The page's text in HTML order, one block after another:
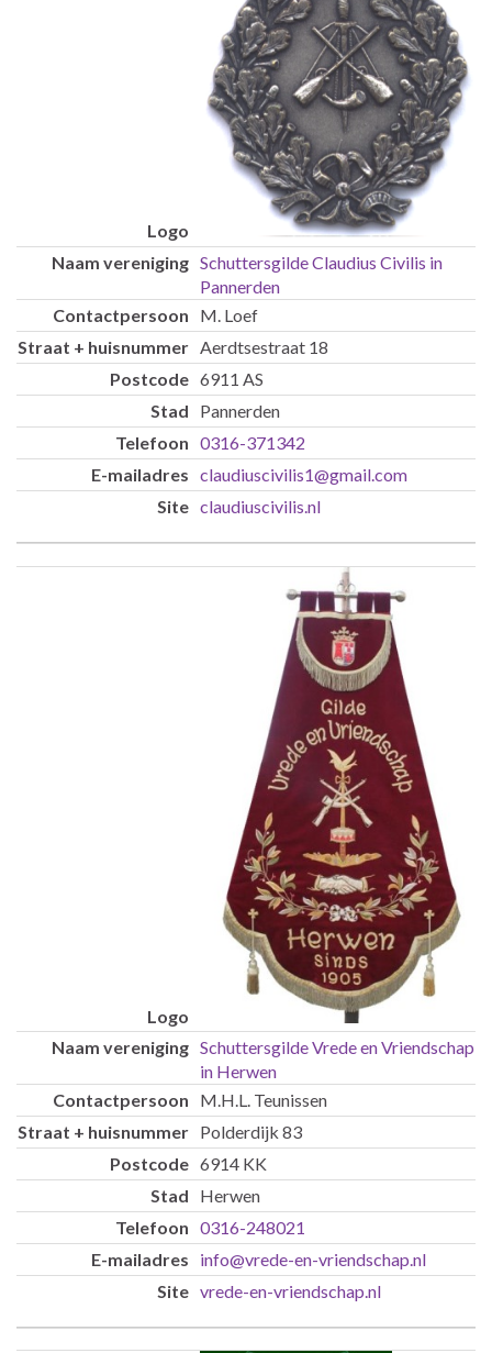
Schuttersgilde Claudius Civilis in
Pannerden
M. Loef
Aerdtsestraat 18
6911 AS
Pannerden
0316-371342
claudiuscivilis1@gmail.com
claudiuscivilis.nl
Schuttersgilde Vrede en Vriendschap
in Herwen
M.H.L. Teunissen
Polderdijk 83
6914 KK
Herwen
0316-248021
info@vrede-en-vriendschap.nl
vrede-en-vriendschap.nl